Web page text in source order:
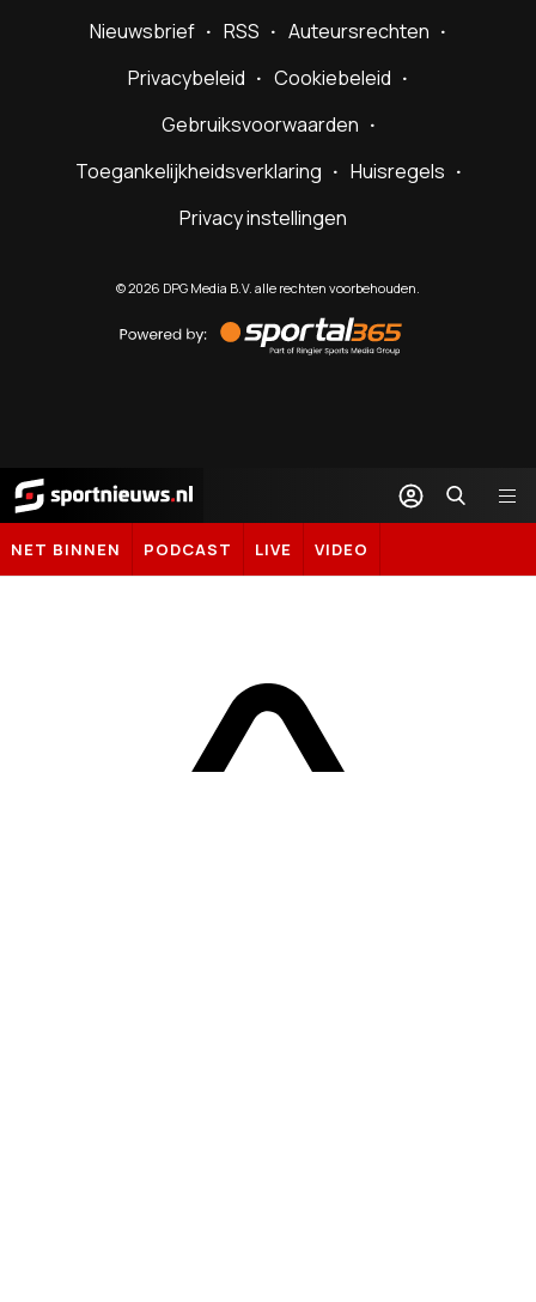
Nieuwsbrief RSS
Auteursrechten
Privacybeleid
Cookiebeleid
Gebruiksvoorwaarden
Toegankelijkheidsverklaring
Huisregels
Privacy instellingen
©2026 DPG Media B.V. alle rechten voorbehouden.
by
Sportal365
Sportnieuws.nl
NET BINNEN PODCAST LIVE VIDEO